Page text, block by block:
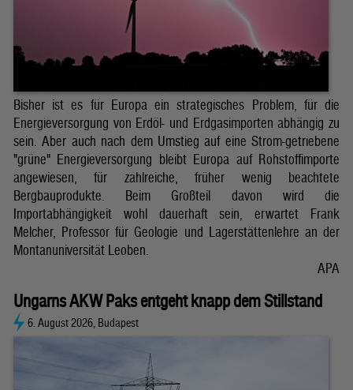
Bisher ist es für Europa ein strategisches Problem, für die
Energieversorgung von Erdöl- und Erdgasimporten abhängig zu
sein. Aber auch nach dem Umstieg auf eine Strom-getriebene
"grüne" Energieversorgung bleibt Europa auf Rohstoffimporte
angewiesen, für zahlreiche, früher wenig beachtete
Bergbauprodukte. Beim Großteil davon wird die
Importabhängigkeit wohl dauerhaft sein, erwartet Frank
Melcher, Professor für Geologie und Lagerstättenlehre an der
Montanuniversität Leoben.
APA
Ungarns AKW Paks entgeht knapp dem Stillstand
6. August 2026, Budapest